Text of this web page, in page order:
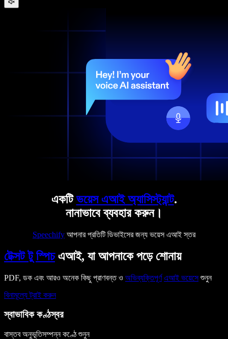
একটিভয়েস এআই অ্যাসিস্ট্যান্ট.
নানাভাবে ব্যবহার করুন।
Speechify আপনার প্রতিটি ডিভাইসের জন্য ভয়েস এআই স্তর
টেক্সট টু স্পিচএআই, যা আপনাকে পড়ে শোনায়
PDF, ডক এবং আরও অনেক কিছু প্রাণবন্ত ও অভিব্যক্তিপূর্ণ এআই ভয়েসেশুনুন
বিনামূল্যে ট্রাই করুন
স্বাভাবিক কণ্ঠস্বর
বাস্তব অনুভূতিসম্পন্ন কণ্ঠে শুনুন